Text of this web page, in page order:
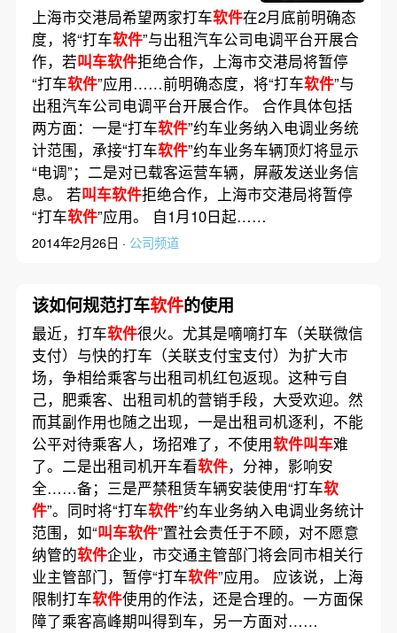
上海市交港局希望两家打车软件在2月底前明确态
度，将“打车软件”与出租汽车公司电调平台开展合
作，若叫车软件拒绝合作，上海市交港局将暂停
“打车软件”应用……前明确态度，将“打车软件”与
出租汽车公司电调平台开展合作。 合作具体包括
两方面：一是“打车软件”约车业务纳入电调业务统
计范围，承接“打车软件”约车业务车辆顶灯将显示
“电调”；二是对已载客运营车辆，屏蔽发送业务信
息。 若叫车软件拒绝合作，上海市交港局将暂停
“打车软件”应用。 自1月10日起……
2014年2月26日 · 公司频道
该如何规范打车软件的使用
最近，打车软件很火。尤其是嘀嘀打车（关联微信
支付）与快的打车（关联支付宝支付）为扩大市
场，争相给乘客与出租司机红包返现。这种亏自
己，肥乘客、出租司机的营销手段，大受欢迎。然
而其副作用也随之出现，一是出租司机逐利，不能
公平对待乘客人，场招难了，不使用软件叫车难
了。二是出租司机开车看软件，分神，影响安
全……备；三是严禁租赁车辆安装使用“打车软
件”。同时将“打车软件”约车业务纳入电调业务统计
范围，如“叫车软件”置社会责任于不顾，对不愿意
纳管的软件企业，市交通主管部门将会同市相关行
业主管部门，暂停“打车软件”应用。 应该说，上海
限制打车软件使用的作法，还是合理的。一方面保
障了乘客高峰期叫得到车，另一方面对……